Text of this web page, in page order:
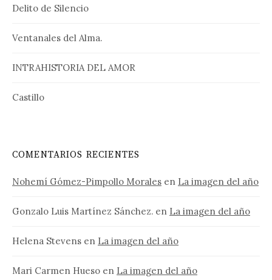
Delito de Silencio
Ventanales del Alma.
INTRAHISTORIA DEL AMOR
Castillo
COMENTARIOS RECIENTES
Nohemí Gómez-Pimpollo Morales en La imagen del año
Gonzalo Luis Martínez Sánchez. en La imagen del año
Helena Stevens en La imagen del año
Mari Carmen Hueso en La imagen del año